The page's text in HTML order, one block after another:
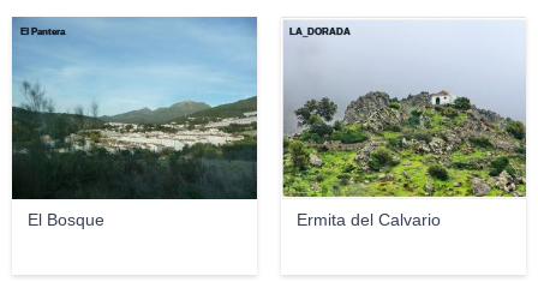
El Bosque
El Pantera
Ermita del Calvario
LA_DORADA